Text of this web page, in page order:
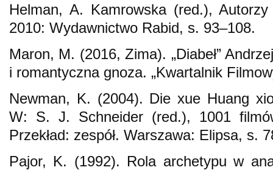
Helman, A. Kamrowska (red.),
2010: Wydawnictwo Rabid, s. 93–108.
Maron, M. (2016, Zima). „Diabeł”
i romantyczna gnoza. „Kwartalnik
Newman, K. (2004). Die xue Huang
W: S. J. Schneider (red.), 1001
Przekład: zespół. Warszawa: Elipsa, s.
Pajor, K. (1992). Rola archetypu w